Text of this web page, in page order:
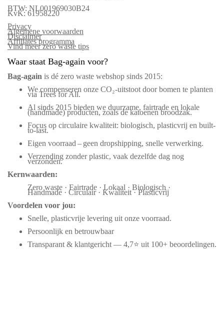
BTW: NL001969030B24
KvK: 61958220
Privacy
Algemene voorwaarden
Disclaimer
Affiliates programma
Vind meer zero waste tips
Waar staat Bag-again voor?
Bag‑again is dé zero waste webshop sinds 2015:
We compenseren onze CO₂-uitstoot door bomen te planten
via Trees for All.
Al sinds 2015 bieden we duurzame, fairtrade en lokale
(handmade) producten, zoals de katoenen broodzak.
Focus op circulaire kwaliteit: biologisch, plasticvrij en built-
to-last.
Eigen voorraad – geen dropshipping, snelle verwerking.
Verzending zonder plastic, vaak dezelfde dag nog
verzonden.
Kernwaarden:
Zero waste · Fairtrade · Lokaal · Biologisch ·
Handmade · Circulair · Kwaliteit · Plasticvrij
Voordelen voor jou:
Snelle, plasticvrije levering uit onze voorraad.
Persoonlijk en betrouwbaar
Transparant & klantgericht — 4,7⭐ uit 100+ beoordelingen.